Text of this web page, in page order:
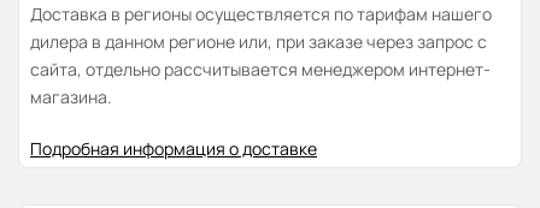
Доставка в регионы осуществляется по тарифам нашего
дилера в данном регионе или, при заказе через запрос с
сайта, отдельно рассчитывается менеджером интернет-
магазина.
Подробная информация о доставке